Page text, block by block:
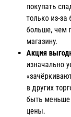
покупать
только из-
больше, чем
магазину.
Акция
изначально
в других
быть меньше
цены.